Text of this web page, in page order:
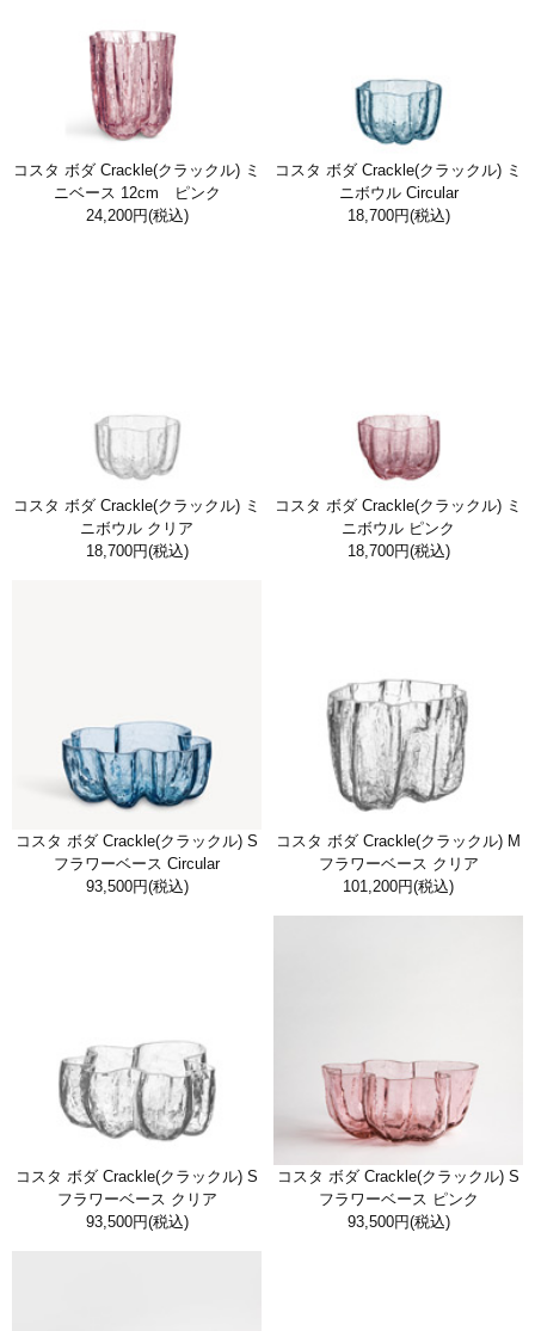
コスタ ボダ Crackle(クラックル) ミ
ニベース 12cm ピンク
24,200円(税込)
コスタ ボダ Crackle(クラックル) ミ
ニボウル Circular
18,700円(税込)
コスタ ボダ Crackle(クラックル) ミ
ニボウル クリア
18,700円(税込)
コスタ ボダ Crackle(クラックル) ミ
ニボウル ピンク
18,700円(税込)
コスタ ボダ Crackle(クラックル) S
フラワーベース Circular
93,500円(税込)
コスタ ボダ Crackle(クラックル) M
フラワーベース クリア
101,200円(税込)
コスタ ボダ Crackle(クラックル) S
フラワーベース クリア
93,500円(税込)
コスタ ボダ Crackle(クラックル) S
フラワーベース ピンク
93,500円(税込)